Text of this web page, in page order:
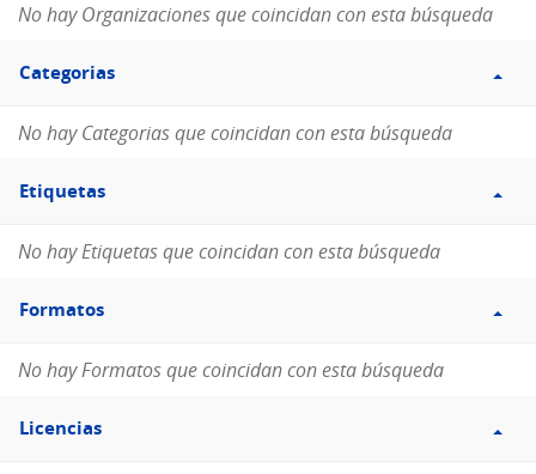
No hay Organizaciones que coincidan con esta búsqueda
Filtro
Categorias
Categorias
No hay Categorias que coincidan con esta búsqueda
Filtro
Etiquetas
Etiquetas
No hay Etiquetas que coincidan con esta búsqueda
Filtro
Formatos
Formatos
No hay Formatos que coincidan con esta búsqueda
Filtro
Licencias
Licencias